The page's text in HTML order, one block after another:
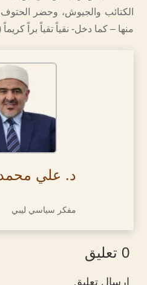
الكتائب والجيوش، وحضر
منها – كما دخل- نقياً تقياً براً
د. علي محمد
مفكر سياسي ليبي
0 تعليق
إرسال تعليق